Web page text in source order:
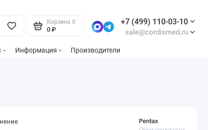
Корзина 0
0 ₽
+7 (499) 110-03-10
sale@cordismed.ru
Информация Производители
Pentax